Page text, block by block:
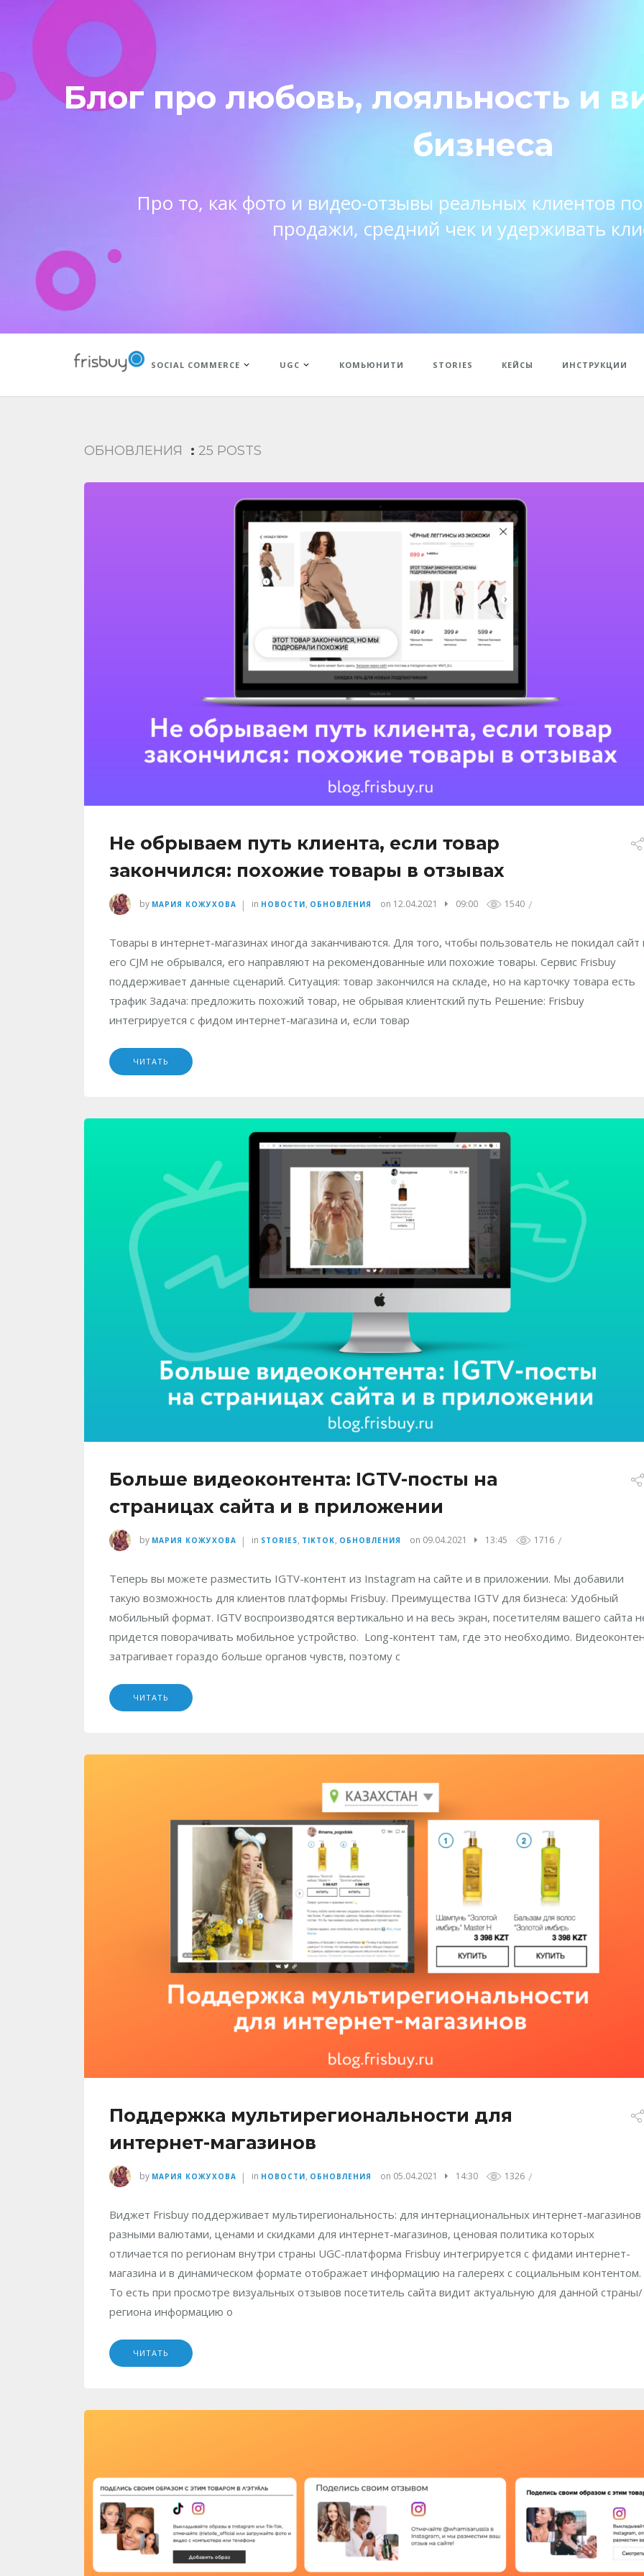
Блог про любовь, лояльность и
бизнеса
Про то, как фото и видео-отзывы реальных клиентов
продажи, средний чек и удерживать
SOCIAL COMMERCE UGC КОМЬЮНИТИ STORIES КЕЙСЫ ИНСТРУКЦИИ
ОБНОВЛЕНИЯ : 25 POSTS
Не обрываем путь клиента, если товар
закончился: похожие товары в отзывах
by МАРИЯ КОЖУХОВА | in НОВОСТИ, ОБНОВЛЕНИЯ on 12.04.2021 09:00 1540 /
Товары в интернет-магазинах иногда заканчиваются. Для того, чтобы пользователь не покидал сайт
его CJM не обрывался, его направляют на рекомендованные или похожие товары. Сервис Frisbuy
поддерживает данные сценарий. Ситуация: товар закончился на складе, но на карточку товара есть
трафик Задача: предложить похожий товар, не обрывая клиентский путь Решение: Frisbuy
интегрируется с фидом интернет-магазина и, если товар
ЧИТАТЬ
Больше видеоконтента: IGTV-посты на
страницах сайта и в приложении
by МАРИЯ КОЖУХОВА | in STORIES, TIKTOK, ОБНОВЛЕНИЯ on 09.04.2021 13:45 1716 /
Теперь вы можете разместить IGTV-контент из Instagram на сайте и в приложении. Мы добавили
такую возможность для клиентов платформы Frisbuy. Преимущества IGTV для бизнеса: Удобный
мобильный формат. IGTV воспроизводятся вертикально и на весь экран, посетителям вашего сайта
придется поворачивать мобильное устройство. Long-контент там, где это необходимо.
затрагивает гораздо больше органов чувств, поэтому с
ЧИТАТЬ
Поддержка мультирегиональности для
интернет-магазинов
by МАРИЯ КОЖУХОВА | in НОВОСТИ, ОБНОВЛЕНИЯ on 05.04.2021 14:30 1326 /
Виджет Frisbuy поддерживает мультирегиональность: для интернациональных интернет-магазинов
разными валютами, ценами и скидками для интернет-магазинов, ценовая политика которых
отличается по регионам внутри страны UGC-платформа Frisbuy интегрируется с фидами интернет-
магазина и в динамическом формате отображает информацию на галереях с социальным контентом.
То есть при просмотре визуальных отзывов посетитель сайта видит актуальную для данной страны/
региона информацию о
ЧИТАТЬ